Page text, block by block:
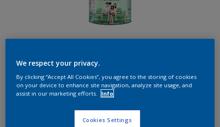
Desert Floor
We respect your privacy.
By clicking “Accept All Cookies”, you agree to the storing of cookies
on your device to enhance site navigation, analyze site usage, and
assist in our marketing efforts.
Info
Cookies Settings